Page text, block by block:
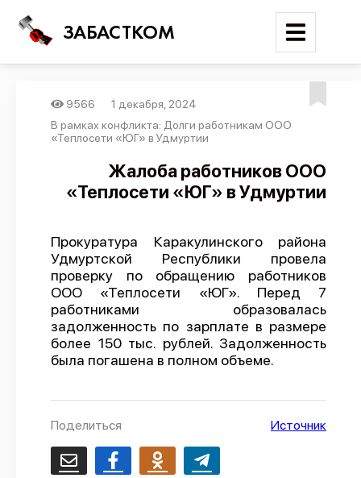
ЗАБАСТКОМ
Войти
Поиск
Новости
Трудовые конфликты
Отчеты
Предложить публикацию
Справочник
API
9566
1 декабря, 2024
В рамках конфликта: Долги работникам ООО
«Теплосети «ЮГ» в Удмуртии
Жалоба работников ООО
«Теплосети «ЮГ» в Удмуртии
Прокуратура Каракулинского района
Удмуртской Республики провела
проверку по обращению работников
ООО «Теплосети «ЮГ». Перед 7
работниками образовалась
задолженность по зарплате в размере
более 150 тыс. рублей. Задолженность
была погашена в полном объеме.
Поделиться Источник